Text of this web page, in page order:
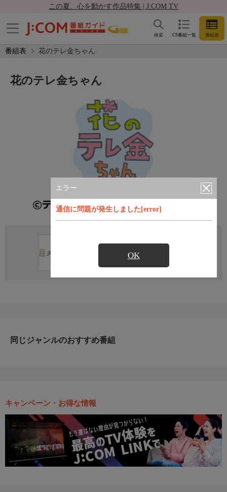
この夏、心を動かす作品特集 | J:COM TV
CS番組一覧 番組表
検索
番組表 花のテレ金ちゃん
エラー
通信に問題が発生しました[error]
OK
花のテレ金ちゃん
直近の放送予定はありません
同じジャンルのおすすめ番組
キャンペーン・お得な情報